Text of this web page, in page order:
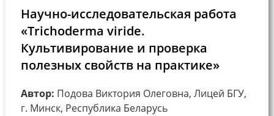
Научно-исследовательская работа
«Trichoderma viride.
Культивирование и проверка
полезных свойств на практике»
Автор: Подова Виктория Олеговна, Лицей БГУ,
г. Минск, Республика Беларусь